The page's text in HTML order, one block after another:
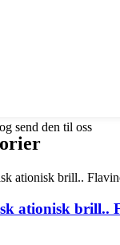
send den til oss
ationisk brill..